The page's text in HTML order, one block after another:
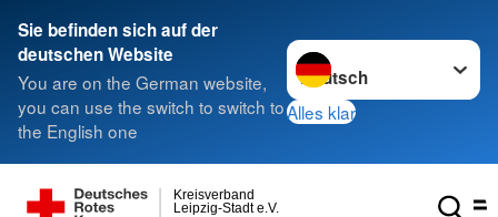
Sie befinden sich auf der
deutschen Website
You are on the German website,
you can use the switch to switch to
the English one
Sprache wechseln zu
Alles klar
Leipzig-Stadt e.V.
Kreisverband